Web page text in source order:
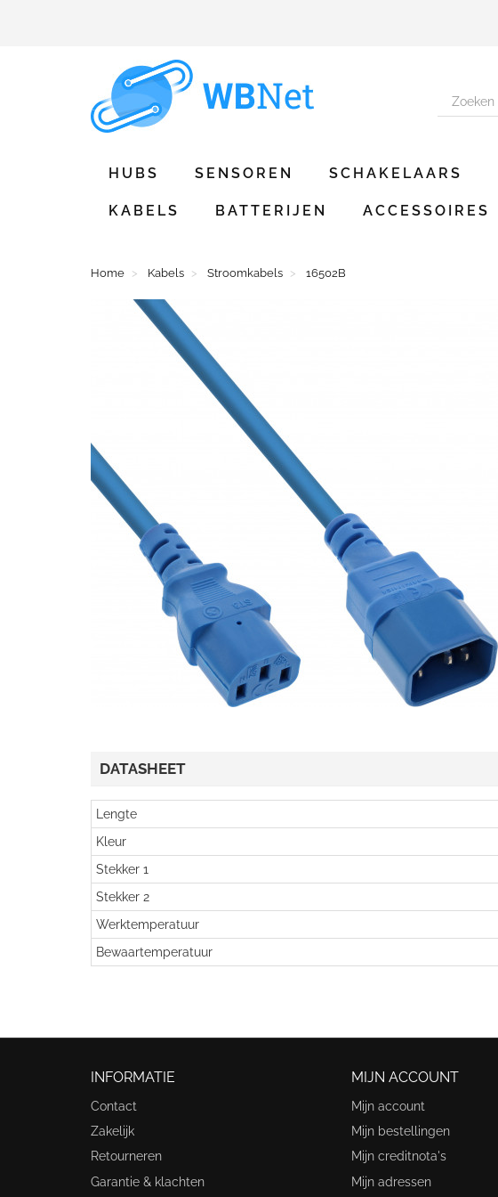
HUBS SENSOREN SCHAKELAARS
KABELS BATTERIJEN ACCESSOIRES
Home Kabels Stroomkabels 16502B
DATASHEET
Lengte
Kleur
Stekker 1
Stekker 2
Werktemperatuur
Bewaartemperatuur
INFORMATIE
Contact
Zakelijk
Retourneren
Garantie & klachten
MIJN ACCOUNT
Mijn account
Mijn bestellingen
Mijn creditnota's
Mijn adressen